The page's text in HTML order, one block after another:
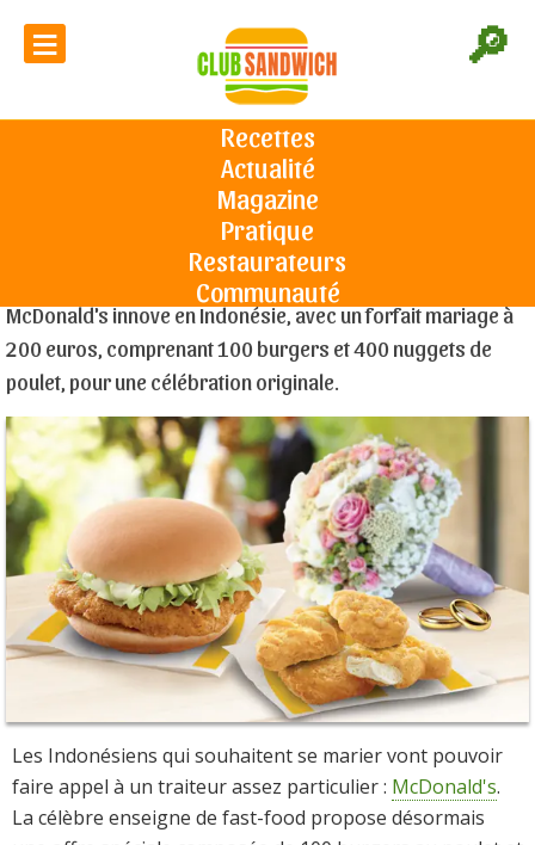
🔎
≡
Recettes
Actualité
Magazine
Pratique
Restaurateurs
Communauté
L'actu du sandwich
McDonald's lance une offre de
traiteur à 200 euros pour les mariages
McDonald's lance une offre de
traiteur à 200 euros pour les
mariages
Le 31/07/2023
McDonald's innove en Indonésie, avec un forfait mariage à
200 euros, comprenant 100 burgers et 400 nuggets de
poulet, pour une célébration originale.
Les Indonésiens qui souhaitent se marier vont pouvoir
faire appel à un traiteur assez particulier : McDonald's.
La célèbre enseigne de fast-food propose désormais